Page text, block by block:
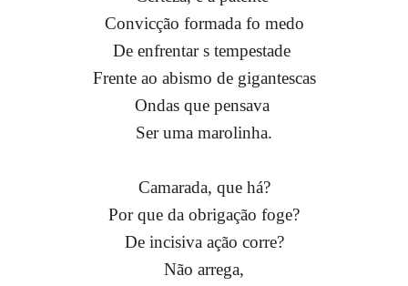
Convicção formada fo medo
De enfrentar s tempestade
Frente ao abismo de gigantescas
Ondas que pensava
Ser uma marolinha.
Camarada, que há?
Por que da obrigação foge?
De incisiva ação corre?
Não arrega,